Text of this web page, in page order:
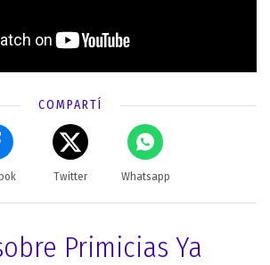
COMPARTÍ
Twitter Whatsapp
Primicias Ya